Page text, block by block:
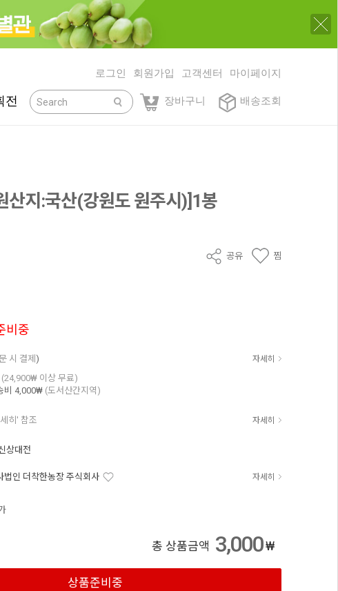
로그인 회원가입 고객센터 마이페이지
장바구니 배송조회
닫기
전
산지:국산(강원도 원주시)]1봉
공유 찜
비중
시 결제 ) 자세히
(24,900₩ 이상 무료)
4,000₩ (도서산간지역)
히' 참조 자세히
상대전
법인 더착한농장 주식회사 자세히
총 상품금액 3,000₩
상품준비중